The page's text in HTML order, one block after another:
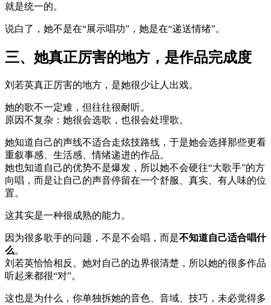
就是统一的。
说白了，她不是在“展示唱功”，她是在“递送情绪”。
三、她真正厉害的地方，是作品完成度
刘若英真正厉害的地方，是她很少让人出戏。
她的歌不一定难，但往往很耐听。
原因不复杂：她很会选歌，也很会处理歌。
她知道自己的声线不适合走炫技路线，于是她会选择那些更看
重叙事感、生活感、情绪递进的作品。
她也知道自己的优势不是爆发，所以她不会硬往“大歌手”的方
向唱，而是让自己的声音停留在一个舒服、真实、有人味的位
置。
这其实是一种很成熟的能力。
因为很多歌手的问题，不是不会唱，而是不知道自己适合唱什
么。
刘若英恰恰相反。她对自己的边界很清楚，所以她的很多作品
听起来都很“对”。
这也是为什么，你单独拆她的音色、音域、技巧，未必觉得多